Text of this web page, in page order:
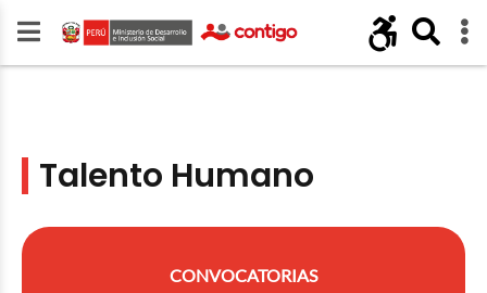
Talento Humano
CONVOCATORIAS